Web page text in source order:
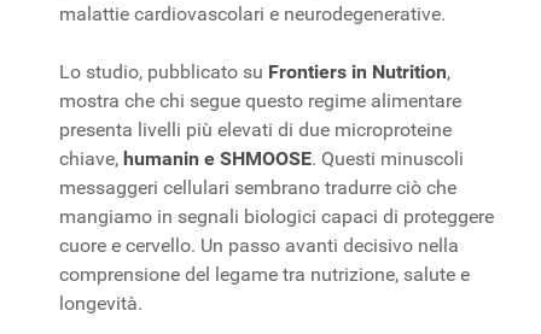
malattie cardiovascolari e neurodegenerative.
Lo studio, pubblicato su Frontiers in Nutrition,
mostra che chi segue questo regime alimentare
presenta livelli più elevati di due microproteine
chiave, humanin e SHMOOSE. Questi minuscoli
messaggeri cellulari sembrano tradurre ciò che
mangiamo in segnali biologici capaci di proteggere
cuore e cervello. Un passo avanti decisivo nella
comprensione del legame tra nutrizione, salute e
longevità.